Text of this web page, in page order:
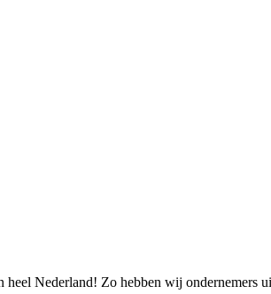
Nederland! Zo hebben wij